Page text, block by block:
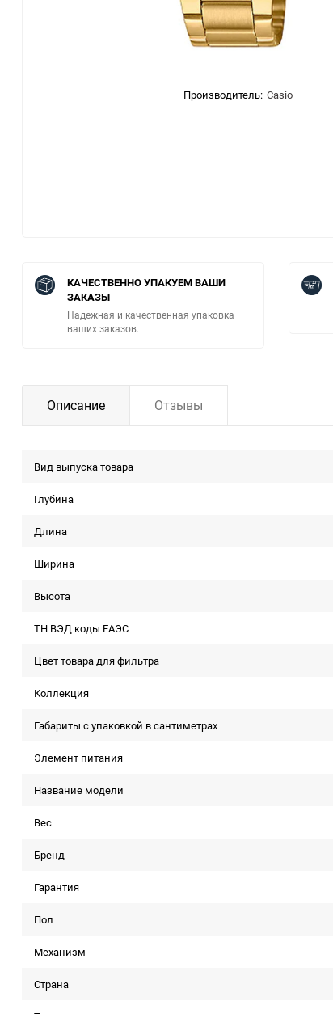
Производитель: Casio
КАЧЕСТВЕННО УПАКУЕМ ВАШИ
ЗАКАЗЫ
Надежная и качественная упаковка
ваших заказов.
Описание Отзывы
Вид выпуска товара
Глубина
Длина
Ширина
Высота
ТН ВЭД коды ЕАЭС
Цвет товара для фильтра
Коллекция
Габариты с упаковкой в сантиметрах
Элемент питания
Название модели
Вес
Бренд
Гарантия
Пол
Механизм
Страна